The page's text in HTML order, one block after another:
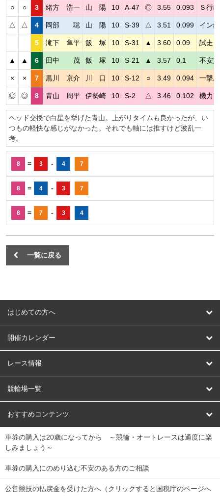
○ ○ 3 緒方 浩一 山 陽 10 A-47 ◎ 3.55 0.093 Ｓ行
△ △ 4 岡部 聡 山 陽 10 S-39 △ 3.51 0.099 イン
5 滝下 隼平 飯 塚 10 S-31 ▲ 3.60 0.09 試走
▲ ▲ 6 田中 茂 飯 塚 10 S-21 ▲ 3.57 0.1 不安
× × 7 黒川 京介 川 口 10 S-12 ○ 3.49 0.094 一撃
◎ ◎ 8 青山 周平 伊勢崎 10 S-2 △ 3.46 0.102 機力
ヘッド交換で白星を挙げた青山。上がりタイムも良かったが、い
つもの軽快な感じがなかった。それでも軸には推すけど波乱一
考。
8 = 3 - 4 7
8 = 4 - 3 7
8 = 7 - 3 4
一覧に戻る
はじめての方へ
はじめての方へ
開催カレンダー
競輪
オートレース
競輪くじ
Dokanto!
チャリロトプラザ
レース情報
レース予想
レース結果
キャリーオーバー一覧
競輪場一覧
北日本 函館競輪場
関
東
弥彦競輪場 前橋競輪場 取手競輪場 宇都宮競輪場
関
おすすめコンテンツ
競輪選手情報
Perfecta Navi
netkeirin
車券の購入は20歳になってから ～競輪・オートレースは適度に楽
しみましょう～
車券の購入にのめり込む不安のある方のご相談
公営競技の払戻金を受けた方へ（クリックすると国税庁のページへ